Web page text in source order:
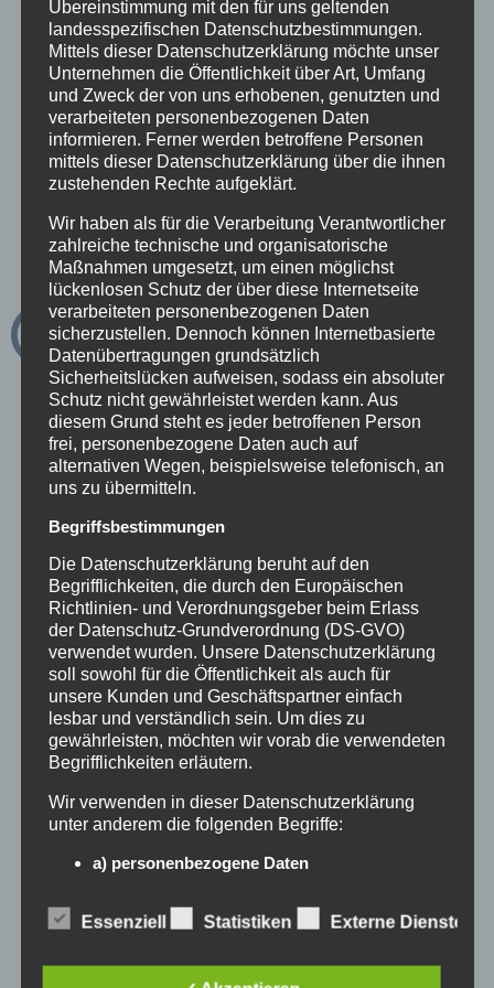
dort ab, wo sie heute unterwegs sind.
Emotional. Visuell. Interaktiv.
Was gutes Social Media Marketing im
Tourismus leisten kann:
Sichtbarkeit über alle relevanten Kanäle
Echtzeit-Kommunikation mit potenziellen Gästen
Aufbau einer starken Community
Steigerung von Buchungen & Nachfrage
Inspiration, Information & Interaktion – in einem
Wettbewerbs-Vorteile in einem umkämpften
Markt
Social Media Marketing
professionalisieren:
Wettbewerbsvorteile generieren
Social Media ist kein Hobby, sondern ein
strategisches Werkzeug. Wer hier falsch
Glaubwürdigkeit. Ein unprofessioneller
Auftritt schadet mehr als gar keiner. Deshalb
brauchst du Profis, die wissen, wie man
Übereinstimmung mit den für uns geltenden
landesspezifischen Datenschutzbestimmungen.
Mittels dieser Datenschutzerklärung möchte unser
Unternehmen die Öffentlichkeit über Art, Umfang
und Zweck der von uns erhobenen, genutzten und
verarbeiteten personenbezogenen Daten
informieren. Ferner werden betroffene Personen
mittels dieser Datenschutzerklärung über die ihnen
zustehenden Rechte aufgeklärt.
Wir haben als für die Verarbeitung Verantwortlicher
zahlreiche technische und organisatorische
Maßnahmen umgesetzt, um einen möglichst
lückenlosen Schutz der über diese Internetseite
verarbeiteten personenbezogenen Daten
sicherzustellen. Dennoch können Internetbasierte
Datenübertragungen grundsätzlich
Sicherheitslücken aufweisen, sodass ein absoluter
Schutz nicht gewährleistet werden kann. Aus
diesem Grund steht es jeder betroffenen Person
frei, personenbezogene Daten auch auf
alternativen Wegen, beispielsweise telefonisch, an
uns zu übermitteln.
Begriffsbestimmungen
Die Datenschutzerklärung beruht auf den
Begrifflichkeiten, die durch den Europäischen
Richtlinien- und Verordnungsgeber beim Erlass
der Datenschutz-Grundverordnung (DS-GVO)
verwendet wurden. Unsere Datenschutzerklärung
soll sowohl für die Öffentlichkeit als auch für
unsere Kunden und Geschäftspartner einfach
lesbar und verständlich sein. Um dies zu
gewährleisten, möchten wir vorab die verwendeten
Begrifflichkeiten erläutern.
Wir verwenden in dieser Datenschutzerklärung
unter anderem die folgenden Begriffe:
a) personenbezogene Daten
Informationen, die sich auf eine identifizierte
Folgenden „betroffene Person") beziehen.
Essenziell Statistiken Externe Dienste